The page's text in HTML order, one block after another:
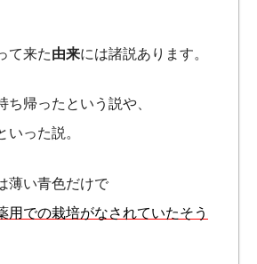
て来た由来には諸説あります。
ち帰ったという説や、
いった説。
薄い青色だけで
用での栽培がなされていたそう